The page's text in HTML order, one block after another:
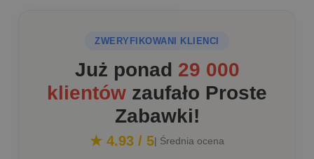
ZWERYFIKOWANI KLIENCI
Już ponad 29 000
klientów zaufało Proste
Zabawki!
★ 4.93 / 5| Średnia ocena